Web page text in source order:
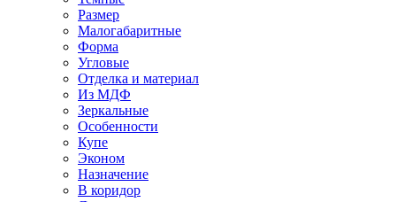
Размер
Малогабаритные
Форма
Угловые
Отделка и материал
Из МДФ
Зеркальные
Особенности
Купе
Эконом
Назначение
В коридор